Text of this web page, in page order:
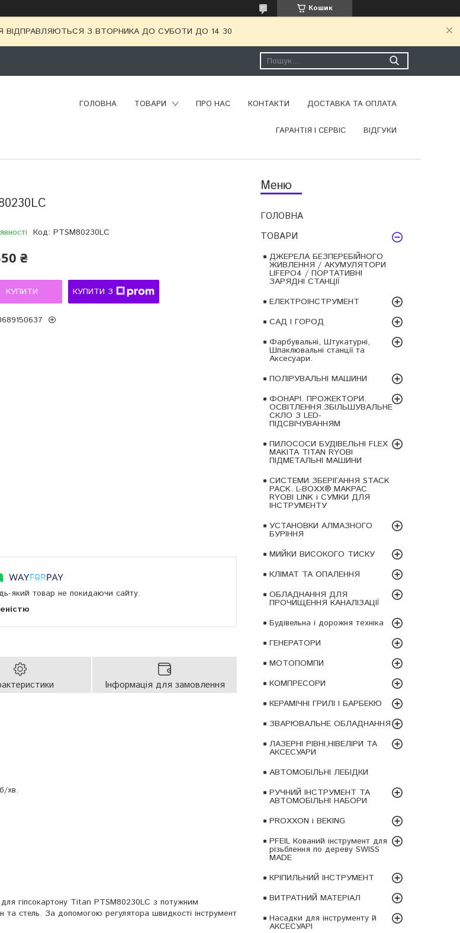
Кошик
ВІДПРАВЛЯЮТЬСЯ З ВТОРНИКА ДО СУБОТИ ДО 14 30
ГОЛОВНА ТОВАРИ ПРО НАС КОНТАКТИ ДОСТАВКА ТА ОПЛАТА
ГАРАНТІЯ І СЕРВІС ВІДГУКИ
ГОЛОВНА
ТОВАРИ
ДЖЕРЕЛА БЕЗПЕРЕБІЙНОГО
ЖИВЛЕННЯ / АКУМУЛЯТОРИ
LIFEPO4 / ПОРТАТИВНІ
ЗАРЯДНІ СТАНЦІЇ
ЕЛЕКТРОІНСТРУМЕНТ
САД І ГОРОД
Фарбувальні, Штукатурні,
Шпаклювальні станції та
Аксесуари.
ПОЛІРУВАЛЬНІ МАШИНИ
ФОНАРІ. ПРОЖЕКТОРИ.
ОСВІТЛЕННЯ.ЗБІЛЬШУВАЛЬНЕ
СКЛО З LED-
ПІДСВІЧУВАННЯМ
ПИЛОСОСИ БУДІВЕЛЬНІ FLEX
MAKITA TITAN RYOBI
ПІДМЕТАЛЬНІ МАШИНИ
СИСТЕМИ ЗБЕРІГАННЯ STACK
PACK. L-BOXX®.MAKPAC
RYOBI LINK і СУМКИ ДЛЯ
ІНСТРУМЕНТУ
УСТАНОВКИ АЛМАЗНОГО
БУРІННЯ
МИЙКИ ВИСОКОГО ТИСКУ
КЛІМАТ ТА ОПАЛЕННЯ
ОБЛАДНАННЯ ДЛЯ
ПРОЧИЩЕННЯ КАНАЛІЗАЦІЇ
Будівельна і дорожня техніка
ГЕНЕРАТОРИ
МОТОПОМПИ
КОМПРЕСОРИ
КЕРАМІЧНІ ГРИЛІ І БАРБЕКЮ
ЗВАРЮВАЛЬНЕ ОБЛАДНАННЯ
ЛАЗЕРНІ РІВНІ,НІВЕЛІРИ ТА
АКСЕСУАРИ
АВТОМОБІЛЬНІ ЛЕБІДКИ
РУЧНИЙ ІНСТРУМЕНТ ТА
АВТОМОБІЛЬНІ НАБОРИ
PROXXON і BEKING
PFEIL Кований інструмент для
різьблення по дереву SWISS
MADE
КРІПИЛЬНИЙ ІНСТРУМЕНТ
ВИТРАТНИЙ МАТЕРІАЛ
Насадки для інструменту й
АКСЕСУАРІ
Код: PTSM80230LC
₴
КУПИТИ КУПИТИ З
який товар не покидаючи сайту.
Інформація для замовлення
хв.
гіпсокартону Titan PTSM80230LC з потужним
та стель. За допомогою регулятора швидкості інструмент